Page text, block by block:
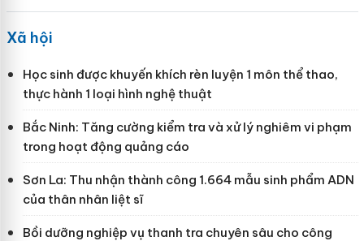
Xã hội
Học sinh được khuyến khích rèn luyện 1 môn thể thao,
thực hành 1 loại hình nghệ thuật
Bắc Ninh: Tăng cường kiểm tra và xử lý nghiêm vi phạm
trong hoạt động quảng cáo
Sơn La: Thu nhận thành công 1.664 mẫu sinh phẩm ADN
của thân nhân liệt sĩ
Bồi dưỡng nghiệp vụ thanh tra chuyên sâu cho công